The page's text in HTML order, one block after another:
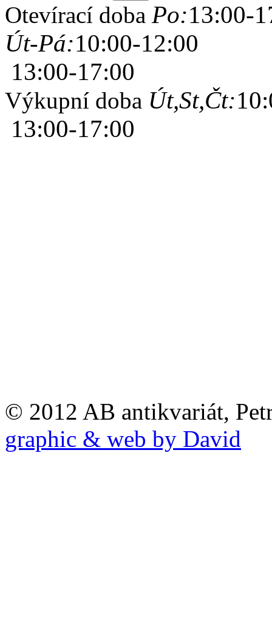
Otevírací doba Po:13:00-
Út-Pá:10:00-12:00
13:00-17:00
Výkupní doba Út,St,Čt:
13:00-17:00
© 2012 AB antikvariát,
graphic & web by David